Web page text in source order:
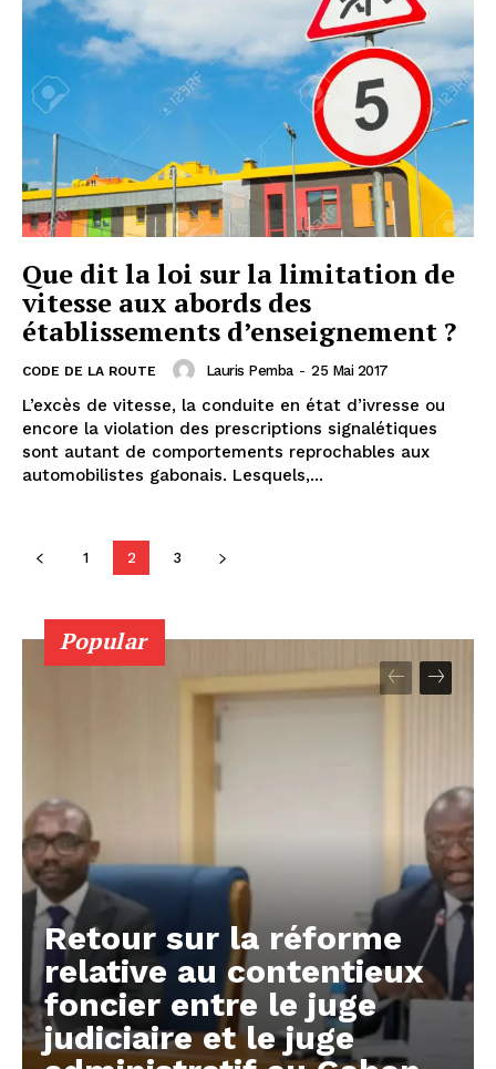
Que dit la loi sur la limitation de
vitesse aux abords des
établissements d’enseignement ?
CODE DE LA ROUTE Lauris Pemba - 25 Mai 2017
L’excès de vitesse, la conduite en état d’ivresse ou
encore la violation des prescriptions signalétiques
sont autant de comportements reprochables aux
automobilistes gabonais. Lesquels,...
1 2 3
Popular
Retour sur la réforme
relative au contentieux
foncier entre le juge
judiciaire et le juge